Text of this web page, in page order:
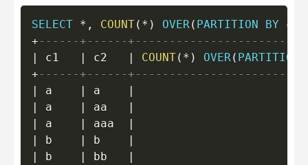
SELECT * , COUNT( * ) OVER ( PARTITION BY c1
+------+------
|
c1 | c2 | COUNT( * ) OVER ( PARTITION
+------+------
|
a | a
|
|
a | aa
|
|
a | aaa
|
|
b | b
|
|
b | bb
|